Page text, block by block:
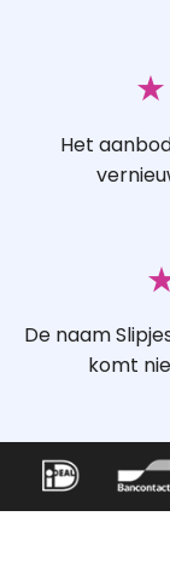
★
Het
De naam
komt